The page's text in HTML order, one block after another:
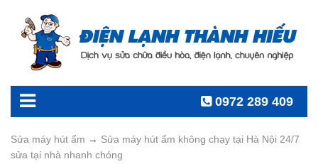
0972 289 409
Sửa máy hút ẩm → Sửa máy hút ẩm không chạy tại Hà Nội 24/7
sửa tại nhà nhanh chóng